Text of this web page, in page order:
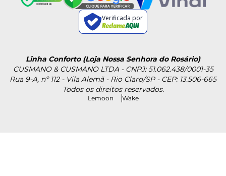
Verificada por
Linha Conforto (Loja Nossa Senhora do Rosário)
CUSMANO & CUSMANO LTDA - CNPJ: 51.062.438/0001-35
Rua 9-A, nº 112 - Vila Alemã - Rio Claro/SP - CEP: 13.506-665
Todos os direitos reservados.
Lemoon Wake